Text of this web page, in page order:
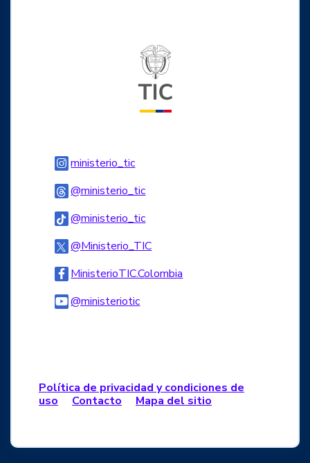
ministerio_ticLogo Instagram
@ministerio_ticLogo Threads
@ministerio_ticLogo Tiktok
@Ministerio_TICLogo Twitter
MinisterioTIC.Colombia
@ministerioticLogo Youtube
Política de privacidad y condiciones de
uso
Contacto Mapa del sitio